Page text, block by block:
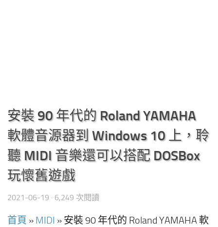
安裝 90 年代的 Roland YAMAHA
軟體音源器到 Windows 10 上，聆
聽 MIDI 音樂還可以搭配 DOSBox
玩懷舊遊戲
2021-06-19 · 6,249 次閱讀
首頁 » MIDI » 安裝 90 年代的 Roland YAMAHA 軟